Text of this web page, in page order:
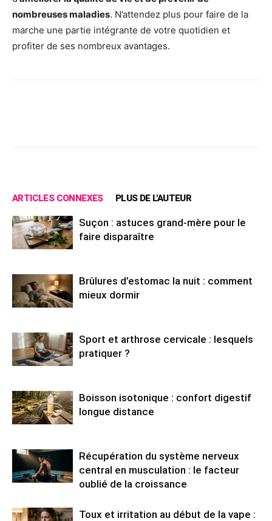
nombreuses maladies. N’attendez plus pour faire de la
marche une partie intégrante de votre quotidien et
profiter de ses nombreux avantages.
ARTICLES CONNEXES PLUS DE L'AUTEUR
Suçon : astuces grand-mère pour le
faire disparaître
Brûlures d’estomac la nuit : comment
mieux dormir
Sport et arthrose cervicale : lesquels
pratiquer ?
Boisson isotonique : confort digestif
longue distance
Récupération du système nerveux
central en musculation : le facteur
oublié de la croissance
Toux et irritation au début de la vape :